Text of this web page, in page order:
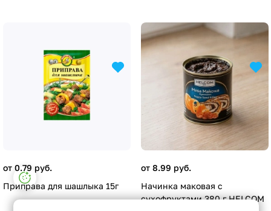
от 0.79 руб.
Приправа для шашлыка 15г
от 8.99 руб.
Начинка маковая с
сухофруктами 380 г HELCOM
Настройки файлов cookie
Функциональные